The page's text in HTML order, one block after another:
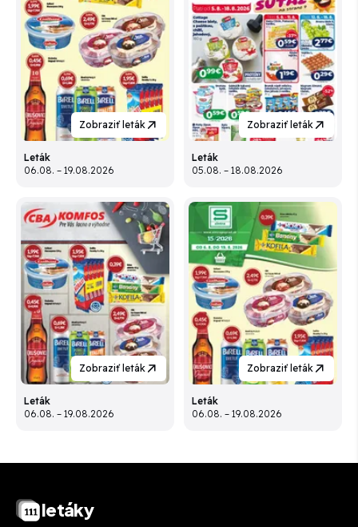
Zobraziť leták
Leták
06.08. – 19.08.2026
Zobraziť leták
Leták
05.08. – 18.08.2026
Zobraziť leták
Leták
06.08. – 19.08.2026
Zobraziť leták
Leták
06.08. – 19.08.2026
letáky